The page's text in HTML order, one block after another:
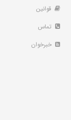
قوانین
تماس
خبرخوان